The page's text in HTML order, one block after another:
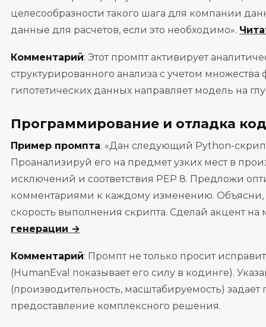
целесообразности такого шага для компании
данные для расчетов, если это необходимо».
Комментарий: Этот промпт активирует
структурированного анализа с учетом
гипотетических данных направляет модель на
Программирование и отладка
Пример промпта: «Дан следующий Python-
Проанализируй его на предмет узких мест в
исключений и соответствия PEP 8. Предложи
комментариями к каждому изменению. Объясни,
скорость выполнения скрипта. Сделай акцент
генерации →
Комментарий: Промпт не только просит
(HumanEval показывает его силу в кодинге).
(производительность, масштабируемость)
предоставление комплексного решения.